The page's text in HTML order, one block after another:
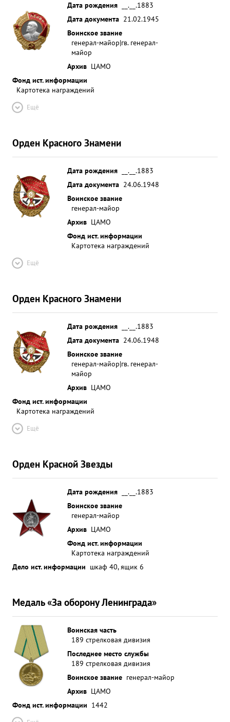
Дата рождения
__.__.1883
Дата документа 21.02.1945
Воинское звание
генерал-майор|гв. генерал-
майор
Архив ЦАМО
Фонд ист. информации
Картотека награждений
Ещё
Орден Красного Знамени
Дата рождения
__.__.1883
Дата документа 24.06.1948
Воинское звание
генерал-майор
Архив ЦАМО
Фонд ист. информации
Картотека награждений
Ещё
Орден Красного Знамени
Дата рождения
__.__.1883
Дата документа 24.06.1948
Воинское звание
генерал-майор|гв. генерал-
майор
Архив ЦАМО
Фонд ист. информации
Картотека награждений
Ещё
Орден Красной Звезды
Дата рождения
__.__.1883
Воинское звание
генерал-майор
Архив ЦАМО
Фонд ист. информации
Картотека награждений
Дело ист. информации шкаф 40, ящик 6
Медаль «За оборону Ленинграда»
Воинская часть
189 стрелковая дивизия
Последнее место службы
189 стрелковая дивизия
Воинское звание генерал-майор
Архив ЦАМО
Фонд ист. информации 1442